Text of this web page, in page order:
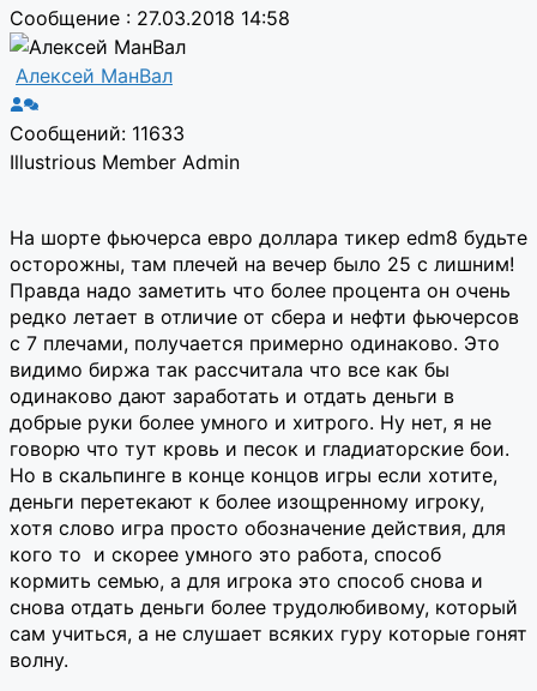
Сообщение : 27.03.2018 14:58
Алексей МанВал
Сообщений: 11633
Illustrious Member Admin
На шорте фьючерса евро доллара тикер edm8 будьте
осторожны, там плечей на вечер было 25 с лишним!
Правда надо заметить что более процента он очень
редко летает в отличие от сбера и нефти фьючерсов
с 7 плечами, получается примерно одинаково. Это
видимо биржа так рассчитала что все как бы
одинаково дают заработать и отдать деньги в
добрые руки более умного и хитрого. Ну нет, я не
говорю что тут кровь и песок и гладиаторские бои.
Но в скальпинге в конце концов игры если хотите,
деньги перетекают к более изощренному игроку,
хотя слово игра просто обозначение действия, для
кого то и скорее умного это работа, способ
кормить семью, а для игрока это способ снова и
снова отдать деньги более трудолюбивому, который
сам учиться, а не слушает всяких гуру которые гонят
волну.